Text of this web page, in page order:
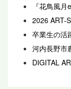
『花鳥風月
2026 ART-
卒業生の活
河内長野市
DIGITAL